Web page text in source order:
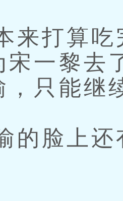
打算吃
宋一黎去
，只能继
脸上还